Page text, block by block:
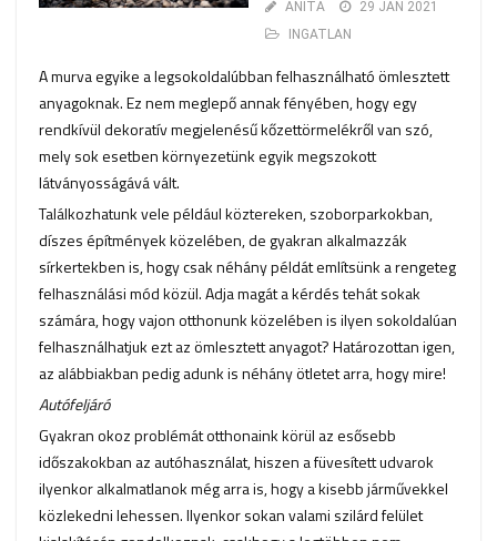
ANITA
29 JAN 2021
INGATLAN
A murva egyike a legsokoldalúbban felhasználható ömlesztett
anyagoknak. Ez nem meglepő annak fényében, hogy egy
rendkívül dekoratív megjelenésű kőzettörmelékről van szó,
mely sok esetben környezetünk egyik megszokott
látványosságává vált.
Találkozhatunk vele például köztereken, szoborparkokban,
díszes építmények közelében, de gyakran alkalmazzák
sírkertekben is, hogy csak néhány példát említsünk a rengeteg
felhasználási mód közül. Adja magát a kérdés tehát sokak
számára, hogy vajon otthonunk közelében is ilyen sokoldalúan
felhasználhatjuk ezt az ömlesztett anyagot? Határozottan igen,
az alábbiakban pedig adunk is néhány ötletet arra, hogy mire!
Autófeljáró
Gyakran okoz problémát otthonaink körül az esősebb
időszakokban az autóhasználat, hiszen a füvesített udvarok
ilyenkor alkalmatlanok még arra is, hogy a kisebb járművekkel
közlekedni lehessen. Ilyenkor sokan valami szilárd felület